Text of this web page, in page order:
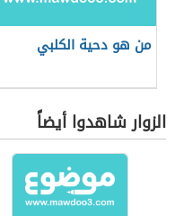
من هو دحية الكلبي
الزوار شاهدوا أيضاً